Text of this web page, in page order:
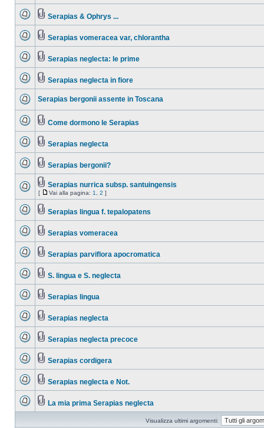
Serapias & Ophrys ...
Serapias vomeracea var, chlorantha
Serapias neglecta: le prime
Serapias neglecta in fiore
Serapias bergonii assente in Toscana
Come dormono le Serapias
Serapias neglecta
Serapias bergonii?
Serapias nurrica subsp. santuingensis
[ Vai alla pagina: 1 2 ]
Serapias lingua f. tepalopatens
Serapias vomeracea
Serapias parviflora apocromatica
S. lingua e S. neglecta
Serapias lingua
Serapias neglecta
Serapias neglecta precoce
Serapias cordigera
Serapias neglecta e Not.
La mia prima Serapias neglecta
Visualizza ultimi argomenti: